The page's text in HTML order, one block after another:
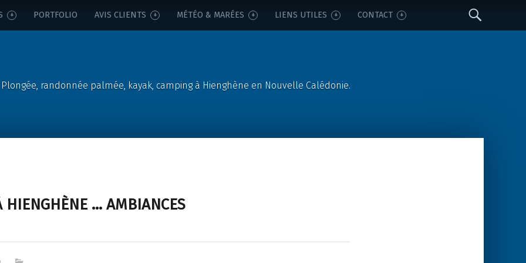
PORTFOLIO AVIS CLIENTS MÉTÉO & MARÉES LIENS UTILES CONTACT
Plongée, randonnée palmée, kayak, camping à Hienghène en Nouvelle Calédonie.
HIENGHÈNE … AMBIANCES